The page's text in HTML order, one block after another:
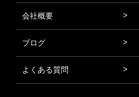
会社概要
ブログ
よくある質問